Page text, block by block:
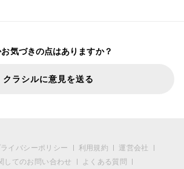
気づきの点はありますか？
クラシルに意見を送る
イバシーポリシー 利用規約
運営会社
してのお問い合わせ
よくある質問